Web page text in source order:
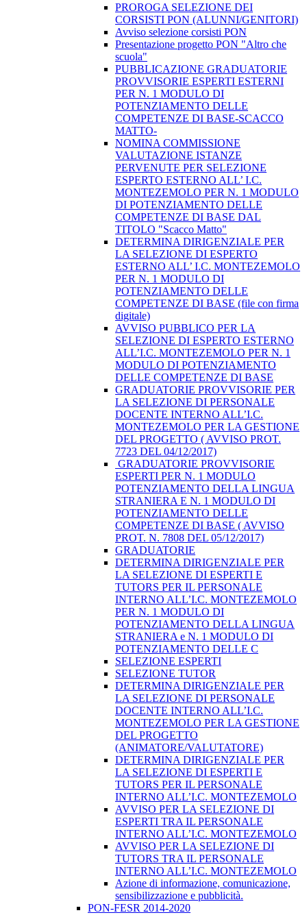
PROROGA SELEZIONE DEI
CORSISTI PON (ALUNNI/GENITORI)
Avviso selezione corsisti PON
​Presentazione progetto PON "Altro che
scuola"
PUBBLICAZIONE GRADUATORIE
PROVVISORIE ESPERTI ESTERNI
PER N. 1 MODULO DI
POTENZIAMENTO DELLE
COMPETENZE DI BASE-SCACCO
MATTO-
NOMINA COMMISSIONE
VALUTAZIONE ISTANZE
PERVENUTE PER SELEZIONE
ESPERTO ESTERNO ALL’ I.C.
MONTEZEMOLO PER N. 1 MODULO
DI POTENZIAMENTO DELLE
COMPETENZE DI BASE DAL
TITOLO "Scacco Matto"
DETERMINA DIRIGENZIALE PER
LA SELEZIONE DI ESPERTO
ESTERNO ALL’ I.C. MONTEZEMOLO
PER N. 1 MODULO DI
POTENZIAMENTO DELLE
COMPETENZE DI BASE (file con firma
digitale)
AVVISO PUBBLICO PER LA
SELEZIONE DI ESPERTO ESTERNO
ALL’I.C. MONTEZEMOLO PER N. 1
MODULO DI POTENZIAMENTO
DELLE COMPETENZE DI BASE
GRADUATORIE PROVVISORIE PER
LA SELEZIONE DI PERSONALE
DOCENTE INTERNO ALL’I.C.
MONTEZEMOLO PER LA GESTIONE
DEL PROGETTO ( AVVISO PROT.
7723 DEL 04/12/2017)
​ GRADUATORIE PROVVISORIE
ESPERTI PER N. 1 MODULO
POTENZIAMENTO DELLA LINGUA
STRANIERA E N. 1 MODULO DI
POTENZIAMENTO DELLE
COMPETENZE DI BASE ( AVVISO
PROT. N. 7808 DEL 05/12/2017)
GRADUATORIE
DETERMINA DIRIGENZIALE PER
LA SELEZIONE DI ESPERTI E
TUTORS PER IL PERSONALE
INTERNO ALL’I.C. MONTEZEMOLO
PER N. 1 MODULO DI
POTENZIAMENTO DELLA LINGUA
STRANIERA e N. 1 MODULO DI
POTENZIAMENTO DELLE C
SELEZIONE ESPERTI
SELEZIONE TUTOR
DETERMINA DIRIGENZIALE PER
LA SELEZIONE DI PERSONALE
DOCENTE INTERNO ALL’I.C.
MONTEZEMOLO PER LA GESTIONE
DEL PROGETTO
(ANIMATORE/VALUTATORE)
DETERMINA DIRIGENZIALE PER
LA SELEZIONE DI ESPERTI E
TUTORS PER IL PERSONALE
INTERNO ALL’I.C. MONTEZEMOLO
AVVISO PER LA SELEZIONE DI
ESPERTI TRA IL PERSONALE
INTERNO ALL’I.C. MONTEZEMOLO
AVVISO PER LA SELEZIONE DI
TUTORS TRA IL PERSONALE
INTERNO ALL’I.C. MONTEZEMOLO
Azione di informazione, comunicazione,
sensibilizzazione e pubblicità.
PON-FESR 2014-2020